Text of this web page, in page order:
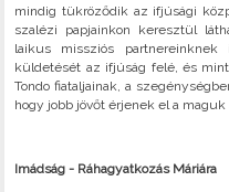
mindig tükröződik az ifjúsági
szalézi papjainkon keresztül
laikus missziós
küldetését az ifjúság felé, és
Tondo fiataljainak, a
hogy jobb jövőt érjenek el a
Imádság - Ráhagyatkozás Máriára